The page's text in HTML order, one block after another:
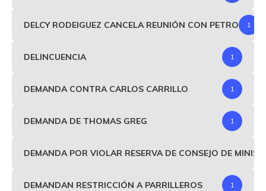
DELCY RODEIGUEZ CANCELA REUNIÓN CON PETRO 1
DELINCUENCIA 1
DEMANDA CONTRA CARLOS CARRILLO 1
DEMANDA DE THOMAS GREG 1
DEMANDA POR VIOLAR RESERVA DE CONSEJO DE
DEMANDAN RESTRICCIÓN A PARRILLEROS 1